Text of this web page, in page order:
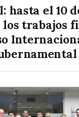
hasta el 10
los trabajos